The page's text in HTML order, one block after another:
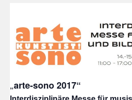
„arte-sono 2017“